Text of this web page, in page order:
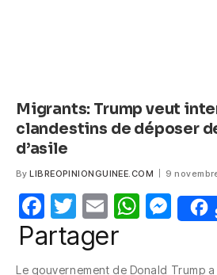
Migrants: Trump veut
clandestins de déposer
d’asile
By LIBREOPINIONGUINEE.COM 9
F
a
T
w
itt
E
m
W M
e
Partager
Le gouvernement de Donald Trump